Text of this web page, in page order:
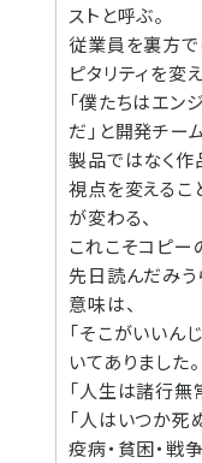
ストと呼ぶ。
従業員を裏方で
ピタリティを変え
「僕たちはエン
だ」と開発チー
製品ではなく作
視点を変えるこ
が変わる、
これこそコピー
先日読んだみう
意味は、
「そこがいいん
いてありました。
「人生は諸行無
「人はいつか死
疫病・貧困・戦